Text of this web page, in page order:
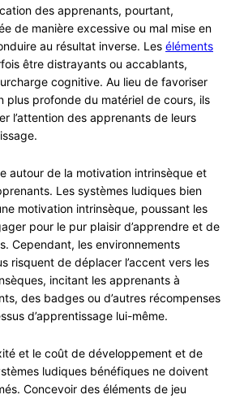
des apprenants, pourtant,
de manière excessive ou mal mise en
au résultat inverse. Les éléments
être distrayants ou accablants,
cognitive. Au lieu de favoriser
plus profonde du matériel de cours, ils
l’attention des apprenants de leurs
autour de la motivation intrinsèque et
Les systèmes ludiques bien
motivation intrinsèque, poussant les
pour le pur plaisir d’apprendre et de
Cependant, les environnements
risquent de déplacer l’accent vers les
incitant les apprenants à
des badges ou d’autres récompenses
d’apprentissage lui-même.
et le coût de développement et de
ludiques bénéfiques ne doivent
Concevoir des éléments de jeu